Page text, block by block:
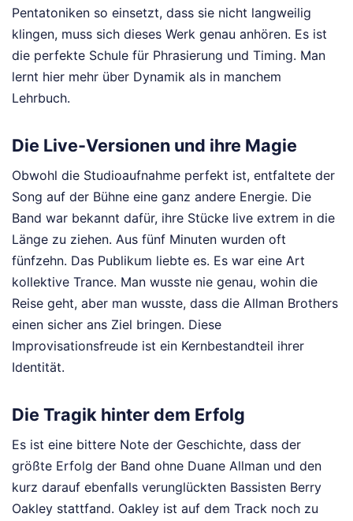
Pentatoniken so einsetzt, dass sie nicht langweilig
klingen, muss sich dieses Werk genau anhören. Es ist
die perfekte Schule für Phrasierung und Timing. Man
lernt hier mehr über Dynamik als in manchem
Lehrbuch.
Die Live-Versionen und ihre Magie
Obwohl die Studioaufnahme perfekt ist, entfaltete der
Song auf der Bühne eine ganz andere Energie. Die
Band war bekannt dafür, ihre Stücke live extrem in die
Länge zu ziehen. Aus fünf Minuten wurden oft
fünfzehn. Das Publikum liebte es. Es war eine Art
kollektive Trance. Man wusste nie genau, wohin die
Reise geht, aber man wusste, dass die Allman Brothers
einen sicher ans Ziel bringen. Diese
Improvisationsfreude ist ein Kernbestandteil ihrer
Identität.
Die Tragik hinter dem Erfolg
Es ist eine bittere Note der Geschichte, dass der
größte Erfolg der Band ohne Duane Allman und den
kurz darauf ebenfalls verunglückten Bassisten Berry
Oakley stattfand. Oakley ist auf dem Track noch zu